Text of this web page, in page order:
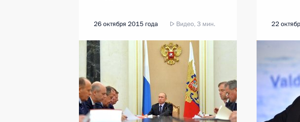
26 октября 2015 года Видео, 3 мин. 22